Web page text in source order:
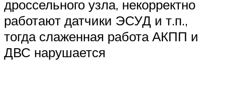
дроссельного узла, некорректно
работают датчики ЭСУД и т.п.,
тогда слаженная работа АКПП и
ДВС нарушается